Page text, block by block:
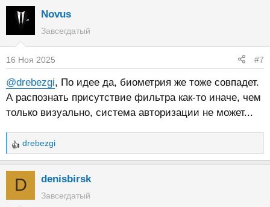
Novus
Завсегдатый
16 Ноя 2025 #7
@drebezgi, По идее да, биометрия же тоже совпадет.
А распознать присутствие фильтра как-то иначе, чем
только визуально, система авторизации не может...
Р
е
ц
drebezgi
D denisbirsk
Завсегдатый